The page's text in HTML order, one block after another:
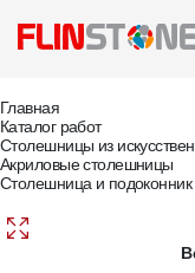
Главная
Каталог работ
Столешницы из
Акриловые столешницы
Столешница и подоконник